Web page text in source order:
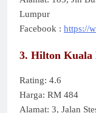
Lumpur
Facebook : https://
3. Hilton
Rating: 4.6
Harga: RM 484
Alamat: 3, Jalan